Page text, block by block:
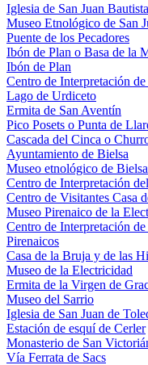
Iglesia de San Juan Bautista
Museo Etnológico de San
Puente de los Pecadores
Ibón de Plan o Basa de la
Ibón de Plan
Centro de Interpretación
Lago de Urdiceto
Ermita de San Aventín
Pico Posets o Punta de
Cascada del Cinca o
Ayuntamiento de Bielsa
Museo etnológico de Bielsa
Centro de Interpretación
Centro de Visitantes Casa
Museo Pirenaico de la
Centro de Interpretación
Pirenaicos
Casa de la Bruja y de las
Museo de la Electricidad
Ermita de la Virgen de
Museo del Sarrio
Iglesia de San Juan de
Estación de esquí de Cerler
Monasterio de San
Vía Ferrata de Sacs